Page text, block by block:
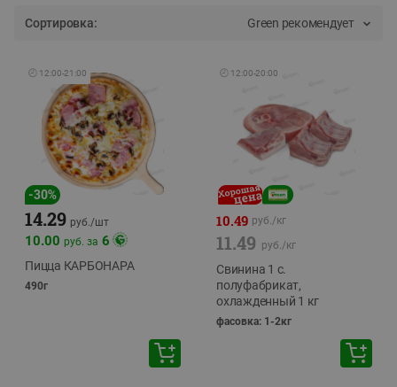
Сортировка: Green рекомендует
🕘 12:00-21:00
-30%
14.29 руб./шт
10.00 руб. за 6
Пицца КАРБОНАРА
490г
🕘 12:00-20:00
10.49 руб./кг
11.49 руб./кг
Свинина 1 с.
полуфабрикат,
охлажденный 1 кг
фасовка: 1-2кг